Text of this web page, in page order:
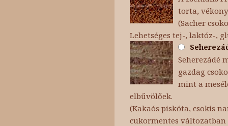
torta,
(Sacher
Lehetséges tej-, laktóz-,
Seherezádé
gazdag
mint a
elbűvölőek.
(Kakaós piskóta, csokis
cukormentes változatban